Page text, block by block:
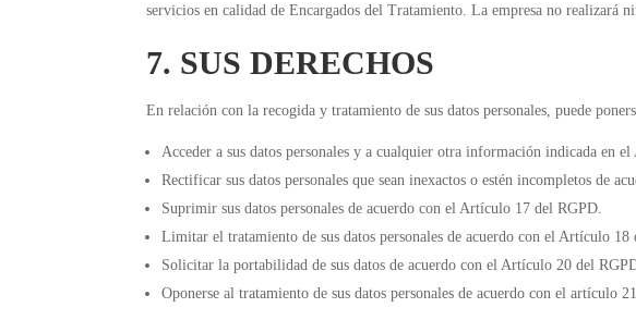
servicios en calidad de Encargados del Tratamiento. La empresa no realizará
7. SUS DERECHOS
En relación con la recogida y tratamiento de sus datos personales, puede
Acceder a sus datos personales y a cualquier otra información indicada en
Rectificar sus datos personales que sean inexactos o estén incompletos de
Suprimir sus datos personales de acuerdo con el Artículo 17 del RGPD.
Limitar el tratamiento de sus datos personales de acuerdo con el Artículo 18
Solicitar la portabilidad de sus datos de acuerdo con el Artículo 20 del
Oponerse al tratamiento de sus datos personales de acuerdo con el artículo